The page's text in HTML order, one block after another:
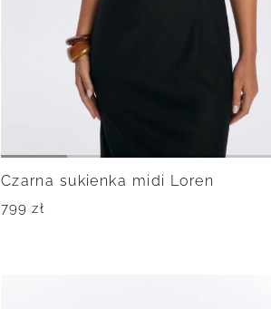
Czarna sukienka midi Loren
799zł